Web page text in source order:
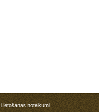
Lietošanas noteikumi